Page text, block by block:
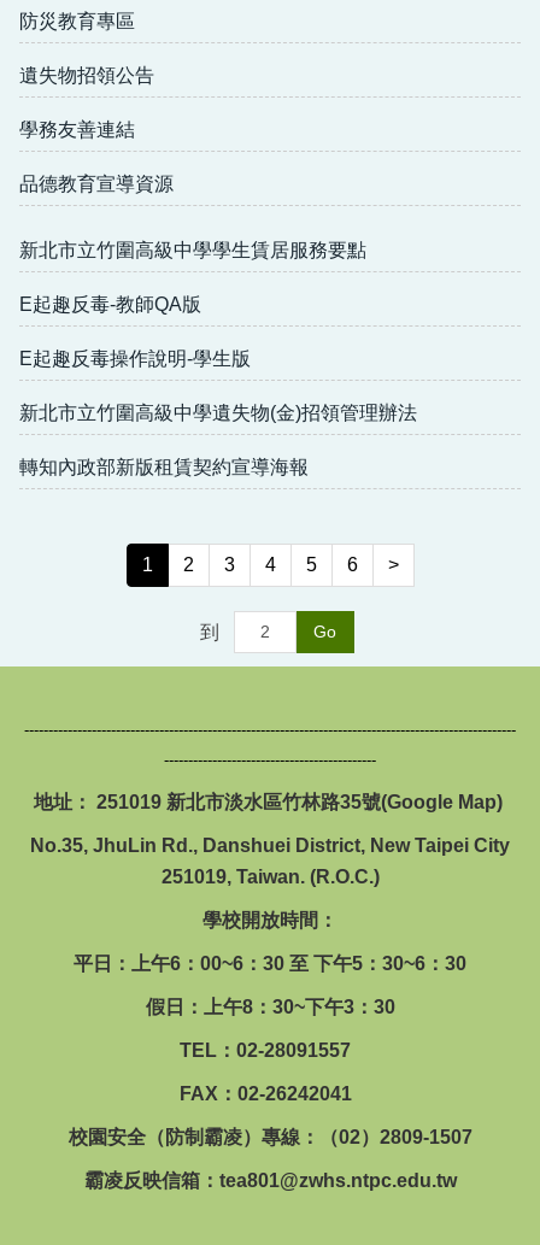
體育組專區
會計專區
職業安全衛生專區
防災教育專區
遺失物招領公告
學務友善連結
品德教育宣導資源
新北市立竹圍高級中學學生賃居服務要點
E起趣反毒-教師QA版
E起趣反毒操作說明-學生版
新北市立竹圍高級中學遺失物(金)招領管理辦法
轉知內政部新版租賃契約宣導海報
1 2 3 4 5 6 >
到 Go
------------------------------------------------------------------------------------------------------
--------------------------------------------
地址： 251019 新北市淡水區竹林路35號(Google Map)
No.35, JhuLin Rd., Danshuei District, New Taipei City
251019, Taiwan. (R.O.C.)
學校開放時間：
平日：上午6：00~6：30 至 下午5：30~6：30
假日：上午8：30~下午3：30
TEL：02-28091557
FAX：02-26242041
校園安全（防制霸凌）專線：（02）2809-1507
霸凌反映信箱： tea801@zwhs.ntpc.edu.tw